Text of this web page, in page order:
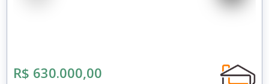
R$ 630.000,00